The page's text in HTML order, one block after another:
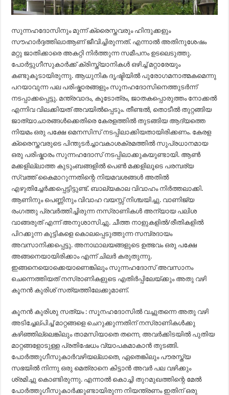
സുന്നഹദോസിനും മുന്ന് ക്രൈസ്തവരും ഹിന്ദുക്കളും
സൗഹാർദ്ദത്തിലാആണ് ജീവിച്ചിരുന്നത്. എന്നാൽ അതിനുശേഷം
മറ്റു ജാതിക്കാരെ അകറ്റി നിർത്തുന്ന സമീപനം ഉടലെടുത്തു.
പോർട്ടുഗീസുകാർക്ക് ക്രിസ്ത്യാനികൾ ഒഴിച്ച് മറ്റാരേയും
കണ്ടുകൂടായിരുന്നു. ആധുനിക ദൃഷ്ടിയിൽ പുരോഗമനാത്മകമെന്നു
പറയാവുന്ന പല പരിഷ്കാരങ്ങളും സൂനഹദോസിനെത്തുടർന്ന്
നടപ്പാക്കപ്പെട്ടു. മന്ത്രവാദം, കൂടോത്രം, ജാതകപ്പൊരുത്തം നോക്കൽ
എന്നിവ വിലക്കിയത് അവയിൽപ്പെടും. തീണ്ടൽ, തൊടീൽ തുറ്റങ്ങിയ
ജാത്യാചാരങ്ങൾക്കെതിരെ കേരളത്തിൽ തുടങ്ങിയ ആദ്യത്തെ
നിയമം ഒരു പക്ഷേ മെനസിസ് നടപ്പിലാക്കിയതായിരിക്കണം. കേരള
ക്രൈസ്തവരുടെ പിന്തുടർച്ചാവകാശക്രമത്തിൽ സുപ്രധാനമായ
ഒരു പരിഷ്കാരം സുന്നഹദോസ് നടപ്പിലാക്കുകയുണ്ടായി. ആൺ
മക്കളില്ലാത്ത കുടുംബങ്ങളിൽ പെൺ മക്കളിലൂടെ പരമ്പര്യ
സ്വത്ത് കൈമാറുന്നതിന്റെ നിയമവശങ്ങൾ അതിൽ
എഴുതിച്ചേർക്കപ്പെട്ടിട്ടുണ്ട്. ബാല്യകാല വിവാഹം നിർത്തലാക്കി.
ആണിനും പെണ്ണിനും വിവാഹ വയസ്സ് നിശ്ചയിച്ചു. വാണിജ്യ
രംഗത്തു പ്രവർത്തിച്ചിരുന്ന നസ്രാണികൾ അന്യായ പലിശ
വാങ്ങരുത് എന്ന് അനുശാസിച്ചു. ചീത്ത നാളുകളിൽ/രീതികളിൽ
പിറക്കുന്ന കുട്ടികളെ കൊലപ്പെടുത്തുന്ന സമ്പ്രദായം
അവസാനിക്കപ്പെട്ടു. അനാഥാലയങ്ങളുടെ ഉത്ഭവം ഒരു പക്ഷേ
അങ്ങനെയായിരിക്കാം എന്ന് ചിലർ കരുതുന്നു.
ഇങ്ങനെയൊക്കെയാണെങ്കിലും സുന്നഹദോസ് അവസാനം
ചെന്നെത്തിയത് നസ്രാണികളുടെ എതിർപ്പിലേയ്ക്കും അതു വഴി
കൂനൻ കുരിശ് സത്യത്തിലേക്കുമാണ്.
കൂനൻ കുരിശു സത്യം : സൂനഹദോസിൽ വച്ചുതന്നെ അതു വഴി
അടിച്ചേല്പിച്ച് മാറ്റങ്ങളെ ചെറുക്കുന്നതിന് നസ്രാണികൾക്കു
കഴിഞ്ഞില്ലെങ്കിലും താമസിയാതെ തന്നെ, അവർക്കിടയിൽ പുതിയ
മാറ്റങ്ങളോടുള്ള പ്രതിഷേധം വ്യാപകമാകാൻ തുടങ്ങി.
പോർത്തുഗീസുകാർവഴിയല്ലാതെ, ഏതെങ്കിലും പൗരസ്ത്യ
സഭയിൽ നിന്നു ഒരു മെത്രാനെ കിട്ടാൻ അവർ പല വഴിക്കും
ശ്രമിച്ചു കൊണ്ടിരുന്നു. എന്നാൽ കൊച്ചി തുറമുഖത്തിന്റെ മേൽ
പോർത്തുഗീസുകാർക്കുണ്ടായിരുന്ന നിയന്ത്രണം ഇതിന് ഒരു